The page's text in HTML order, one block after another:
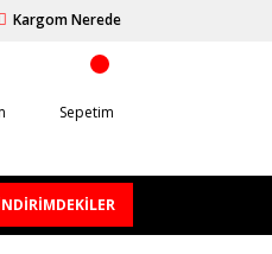
Kargom Nerede
Sepetim